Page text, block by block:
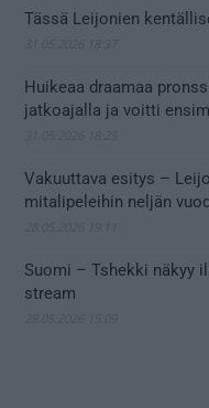
Tässä Leijonien
Huikeaa draamaa
jatkoajalla ja voitti
Vakuuttava esitys –
mitalipeleihin neljän
Suomi – Tshekki näkyy
stream